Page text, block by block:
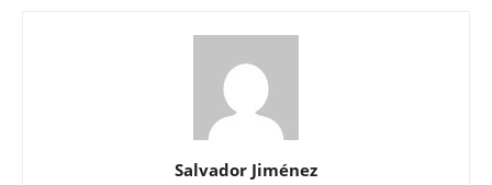
Salvador Jiménez